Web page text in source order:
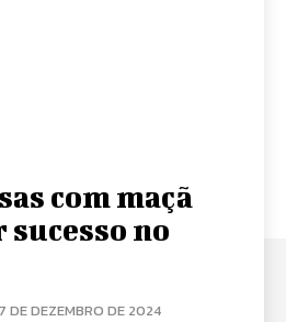
com maçã
no
DE DEZEMBRO DE 2024